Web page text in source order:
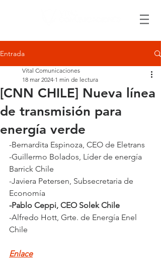
Entrada
[CNN CHILE] Nueva línea
de transmisión para
energía verde
Vital Comunicaciones
18 mar 2024 1 min de lectura
-Bernardita Espinoza, CEO de Eletrans
-Guillermo Bolados, Líder de energía
Barrick Chile
-Javiera Petersen, Subsecretaria de
Economía
-Pablo Ceppi, CEO Solek Chile
-Alfredo Hott, Grte. de Energía Enel
Chile
Enlace